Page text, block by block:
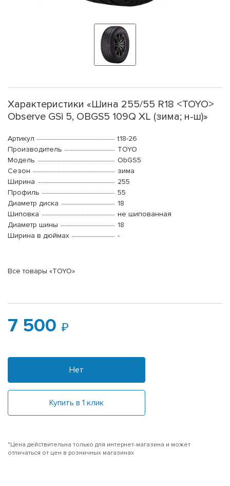
Характеристики «Шина 255/55 R18 <TOYO>
Observe GSi 5, OBGS5 109Q XL (зима; н-ш)»
Артикул
t18-26
Производитель
TOYO
Модель
ObGS5
Сезон
зима
Ширина
255
Профиль
55
Диаметр диска
18
Шиповка
не шипованная
Диаметр шины
18
Ширина в дюймах
-
Все товары «TOYO»
7 500
Нет
Купить в 1 клик
*Цена действительна только для интернет-магазина и может
отличаться от цен в розничных магазинах